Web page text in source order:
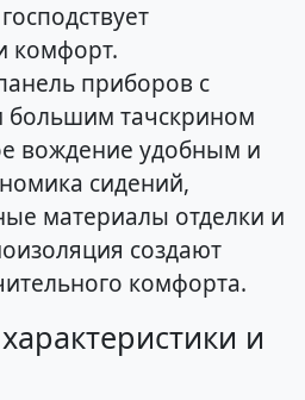
комфорт.
приборов с
большим тачскрином
вождение удобным и
сидений,
материалы отделки и
создают
комфорта.
и